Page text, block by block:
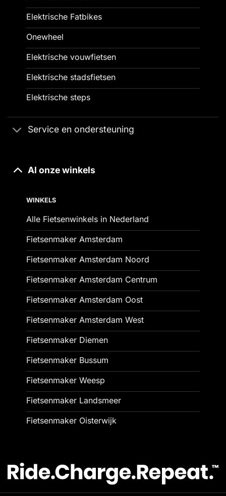
Elektrische Fatbikes
Onewheel
Elektrische vouwfietsen
Elektrische stadsfietsen
Elektrische steps
Service en ondersteuning
Al onze winkels
WINKELS
Alle Fietsenwinkels in Nederland
Fietsenmaker Amsterdam
Fietsenmaker Amsterdam Noord
Fietsenmaker Amsterdam Centrum
Fietsenmaker Amsterdam Oost
Fietsenmaker Amsterdam West
Fietsenmaker Diemen
Fietsenmaker Bussum
Fietsenmaker Weesp
Fietsenmaker Landsmeer
Fietsenmaker Oisterwijk